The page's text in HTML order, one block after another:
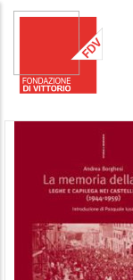
Salta
principale